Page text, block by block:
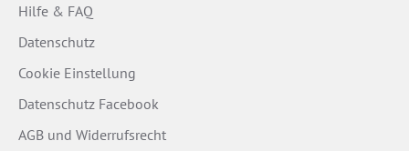
Hilfe & FAQ
Datenschutz
Cookie Einstellung
Datenschutz Facebook
AGB und Widerrufsrecht